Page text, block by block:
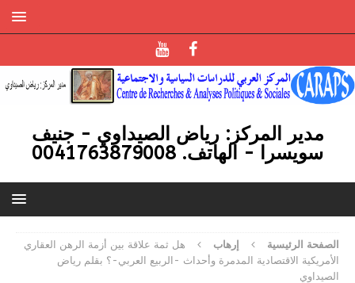
مدير المركز: رياض الصيداوي - جنيف
سويسرا - الهاتف. 0041763879008
الصفحة الرئيسية إرهاب
هل ثمة علاقة بين أزمة الرهن العقاري
الأمريكية الاقتصادية المدمرة وأحداث -الربيع العربي-؟ بقلم رياض
الصيداوي